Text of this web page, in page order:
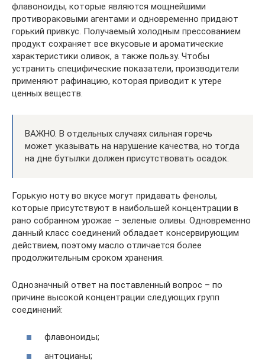
флавоноиды, которые являются мощнейшими
противораковыми агентами и одновременно придают
горький привкус. Получаемый холодным прессованием
продукт сохраняет все вкусовые и ароматические
характеристики оливок, а также пользу. Чтобы
устранить специфические показатели, производители
применяют рафинацию, которая приводит к утере
ценных веществ.
ВАЖНО. В отдельных случаях сильная горечь
может указывать на нарушение качества, но тогда
на дне бутылки должен присутствовать осадок.
Горькую ноту во вкусе могут придавать фенолы,
которые присутствуют в наибольшей концентрации в
рано собранном урожае – зеленые оливы. Одновременно
данный класс соединений обладает консервирующим
действием, поэтому масло отличается более
продолжительным сроком хранения.
Однозначный ответ на поставленный вопрос – по
причине высокой концентрации следующих групп
соединений:
флавоноиды;
антоцианы;